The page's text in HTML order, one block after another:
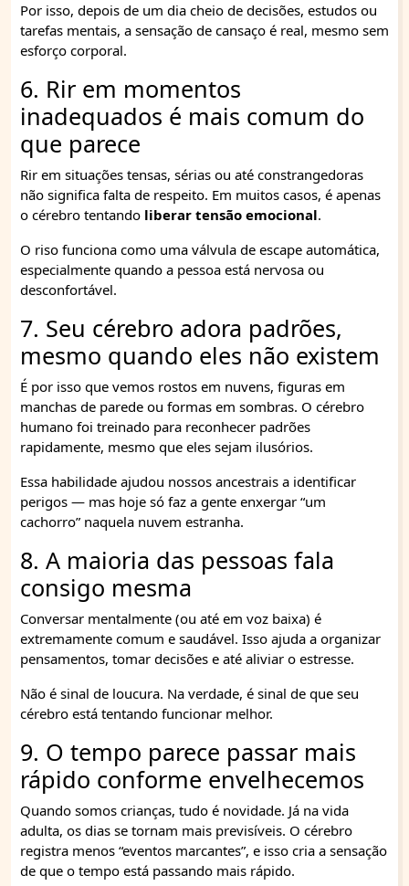
Por isso, depois de um dia cheio de decisões, estudos ou
tarefas mentais, a sensação de cansaço é real, mesmo sem
esforço corporal.
6. Rir em momentos
inadequados é mais comum do
que parece
Rir em situações tensas, sérias ou até constrangedoras
não significa falta de respeito. Em muitos casos, é apenas
o cérebro tentando liberar tensão emocional.
O riso funciona como uma válvula de escape automática,
especialmente quando a pessoa está nervosa ou
desconfortável.
7. Seu cérebro adora padrões,
mesmo quando eles não existem
É por isso que vemos rostos em nuvens, figuras em
manchas de parede ou formas em sombras. O cérebro
humano foi treinado para reconhecer padrões
rapidamente, mesmo que eles sejam ilusórios.
Essa habilidade ajudou nossos ancestrais a identificar
perigos — mas hoje só faz a gente enxergar “um
cachorro” naquela nuvem estranha.
8. A maioria das pessoas fala
consigo mesma
Conversar mentalmente (ou até em voz baixa) é
extremamente comum e saudável. Isso ajuda a organizar
pensamentos, tomar decisões e até aliviar o estresse.
Não é sinal de loucura. Na verdade, é sinal de que seu
cérebro está tentando funcionar melhor.
9. O tempo parece passar mais
rápido conforme envelhecemos
Quando somos crianças, tudo é novidade. Já na vida
adulta, os dias se tornam mais previsíveis. O cérebro
registra menos “eventos marcantes”, e isso cria a sensação
de que o tempo está passando mais rápido.